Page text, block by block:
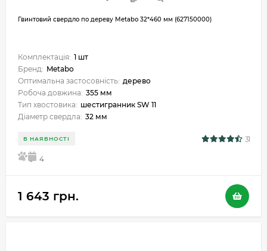
Гвинтовий свердло по дереву Metabo 32*460 мм (627150000)
Комплектація: 1 шт
Бренд: Metabo
Оптимальна застосовність: дерево
Робоча довжина: 355 мм
Тип хвостовика: шестигранник SW 11
Діаметр свердла: 32 мм
В НАЯВНОСТІ 31
5 4
1 643 грн.